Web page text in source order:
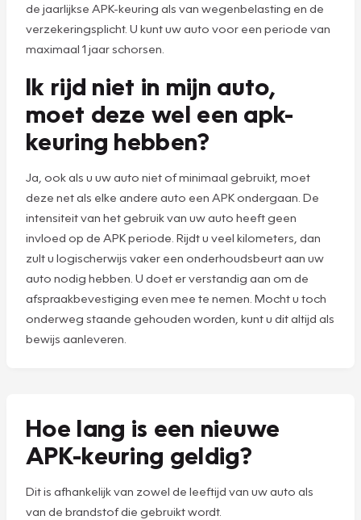
de jaarlijkse APK-keuring als van wegenbelasting en de
verzekeringsplicht. U kunt uw auto voor een periode van
maximaal 1 jaar schorsen.
Ik rijd niet in mijn auto,
moet deze wel een apk-
keuring hebben?
Ja, ook als u uw auto niet of minimaal gebruikt, moet
deze net als elke andere auto een APK ondergaan. De
intensiteit van het gebruik van uw auto heeft geen
invloed op de APK periode. Rijdt u veel kilometers, dan
zult u logischerwijs vaker een onderhoudsbeurt aan uw
auto nodig hebben. U doet er verstandig aan om de
afspraakbevestiging even mee te nemen. Mocht u toch
onderweg staande gehouden worden, kunt u dit altijd als
bewijs aanleveren.
Hoe lang is een nieuwe
APK-keuring geldig?
Dit is afhankelijk van zowel de leeftijd van uw auto als
van de brandstof die gebruikt wordt.